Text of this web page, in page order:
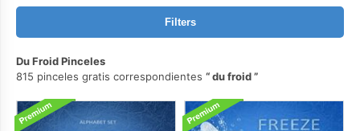
Filters
Du Froid Pinceles
815 pinceles gratis correspondientes
du froid